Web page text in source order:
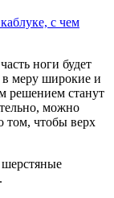
с чем
ноги будет
в меру широкие и
решением станут
можно
том, чтобы верх